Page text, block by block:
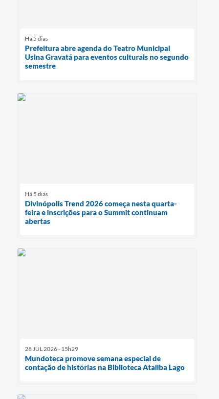
Há 5 dias
Prefeitura abre agenda do Teatro Municipal
Usina Gravatá para eventos culturais no segundo
semestre
Há 5 dias
Divinópolis Trend 2026 começa nesta quarta-
feira e inscrições para o Summit continuam
abertas
28 JUL 2026 - 15h29
Mundoteca promove semana especial de
contação de histórias na Biblioteca Ataliba Lago